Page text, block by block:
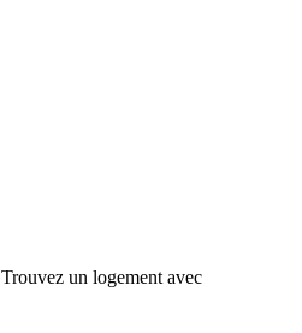
Trouvez un logement avec